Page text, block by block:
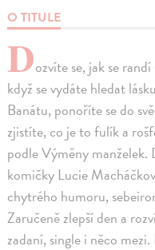
O TITULE
Dozvíte se, jak se
když se vydáte hledat
Banátu, ponoříte se do
zjistíte, co je to fulík a
podle Výměny
komičky Lucie
chytrého humoru,
Zaručeně zlepší den a
zadaní, single i něco